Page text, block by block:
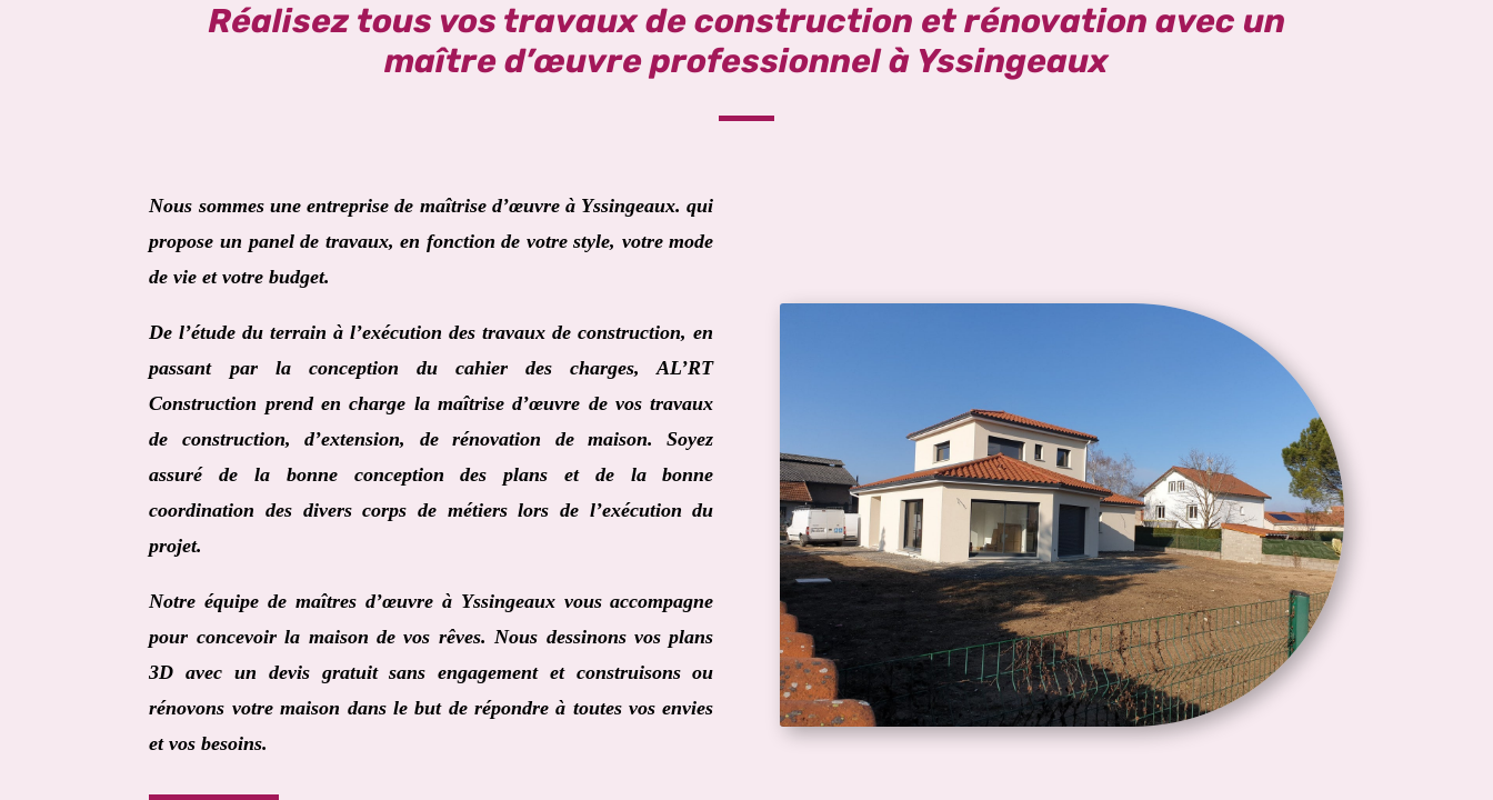
Réalisez tous vos travaux de construction et rénovation avec un
maître d’œuvre professionnel à Yssingeaux
Nous sommes une entreprise de maîtrise d’œuvre à Yssingeaux. qui
propose un panel de travaux, en fonction de votre style, votre mode
de vie et votre budget.
De l’étude du terrain à l’exécution des travaux de construction, en
passant par la conception du cahier des charges,AL’RT
Construction prend en charge la maîtrise d’œuvre de vos travaux
de construction, d’extension, de rénovation de maison. Soyez
assuré de la bonne conception des plans et de la bonne
coordination des divers corps de métiers lors de l’exécution du
projet.
Notre équipe demaîtres d’œuvre à Yssingeauxvous accompagne
pour concevoir la maison de vos rêves. Nous dessinons vos plans
3D avec un devis gratuit sans engagement et construisons ou
rénovons votre maison dans le but de répondre à toutes vos envies
et vos besoins.